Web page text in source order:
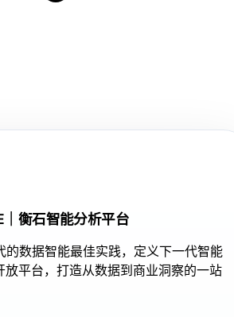
｜衡石智能分析平台
数据智能最佳实践，定义下一代智能
平台，打造从数据到商业洞察的一站